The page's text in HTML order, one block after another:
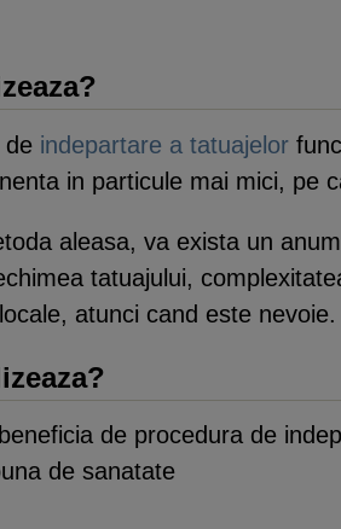
de indepartare a tatuajelor
in particule mai mici, pe
aleasa, va exista un
tatuajului,
atunci cand este nevoie.
de procedura de
de sanatate